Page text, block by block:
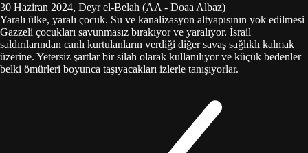
30 Haziran 2024, Deyr el-Belah (AA - Doaa Albaz)
Yaralı ülke, yaralı çocuk. Su ve kanalizasyon altyapısının yok edilmesi
Gazzeli çocukları savunmasız bırakıyor ve yaralıyor. İsrail
saldırılarından canlı kurtulanların verdiği diğer savaş sağlıklı kalmak
üzerine. Yetersiz şartlar bir silah olarak kullanılıyor ve küçük bedenler
belki ömürleri boyunca taşıyacakları izlerle tanışıyorlar.